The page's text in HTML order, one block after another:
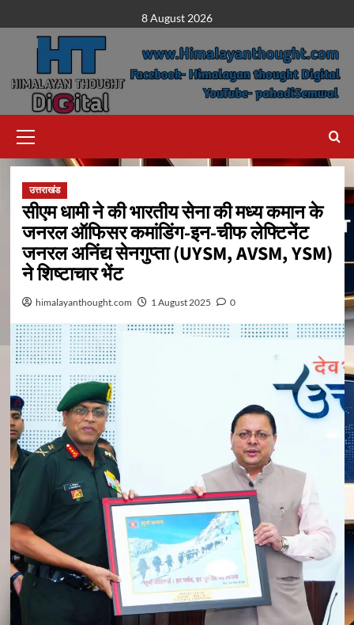
to
content
8 August 2026
Menu
उत्तराखंड
सीएम धामी ने की भारतीय सेना की मध्य कमान के
जनरल ऑफिसर कमांडिंग-इन-चीफ लेफ्टिनेंट
जनरल अनिंद्य सेनगुप्ता (UYSM, AVSM, YSM)
ने शिष्टाचार भेंट
himalayanthought.com 1 August 2025 0